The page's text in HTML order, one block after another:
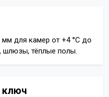
для камер от +4 °C до
шлюзы, тёплые полы.
ключ